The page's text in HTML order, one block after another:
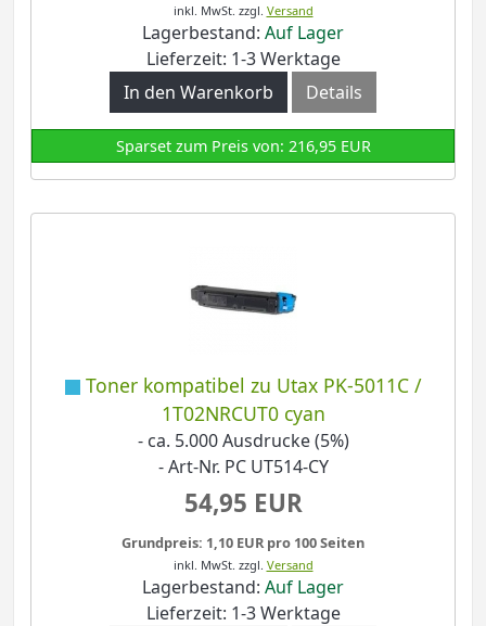
inkl. MwSt. zzgl. Versand
Lagerbestand: Auf Lager
Lieferzeit: 1-3 Werktage
In den Warenkorb
Details
Sparset zum Preis von: 216,95 EUR
Toner kompatibel zu Utax PK-5011C /
1T02NRCUT0 cyan
- ca. 5.000 Ausdrucke (5%)
- Art-Nr. PC UT514-CY
54,95 EUR
Grundpreis: 1,10 EUR pro 100 Seiten
inkl. MwSt. zzgl. Versand
Lagerbestand: Auf Lager
Lieferzeit: 1-3 Werktage